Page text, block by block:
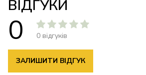
ВІДГУКИ
0 0 відгуків
ЗАЛИШИТИ ВІДГУК